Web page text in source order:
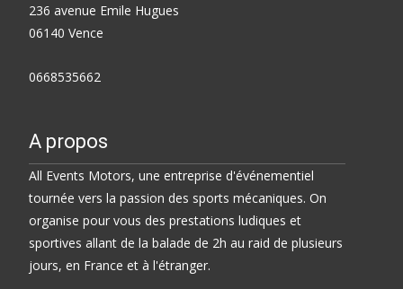
236 avenue Emile Hugues
06140 Vence
0668535662
A propos
All Events Motors, une entreprise d'événementiel
tournée vers la passion des sports mécaniques. On
organise pour vous des prestations ludiques et
sportives allant de la balade de 2h au raid de plusieurs
jours, en France et à l'étranger.